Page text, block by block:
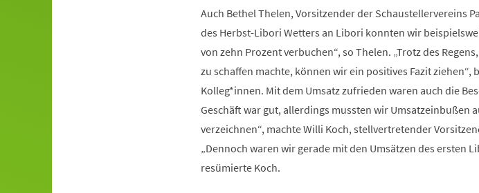
Auch Bethel Thelen, Vorsitzender der Schaustellervereins
des Herbst-Libori Wetters an Libori konnten wir
von zehn Prozent verbuchen“, so Thelen. „Trotz des
zu schaffen machte, können wir ein positives Fazit
Kolleg*innen. Mit dem Umsatz zufrieden waren auch die
Geschäft war gut, allerdings mussten wir Umsatzeinbußen
verzeichnen“, machte Willi Koch, stellvertretender
„Dennoch waren wir gerade mit den Umsätzen des ersten
resümierte Koch.